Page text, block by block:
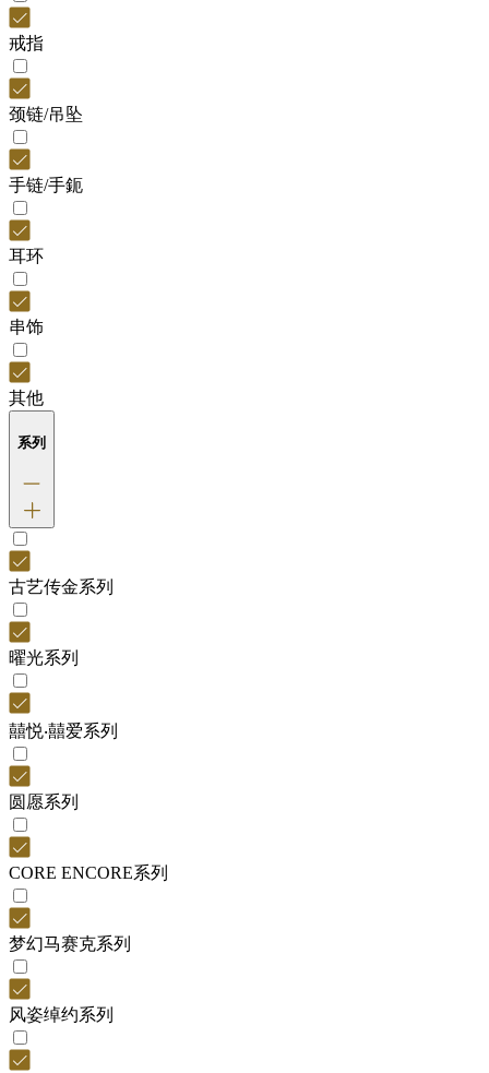
戒指
颈链/吊坠
手链/手鈪
耳环
串饰
其他
系列
古艺传金系列
曜光系列
囍悦‧囍爱系列
圆愿系列
CORE ENCORE系列
梦幻马赛克系列
风姿绰约系列